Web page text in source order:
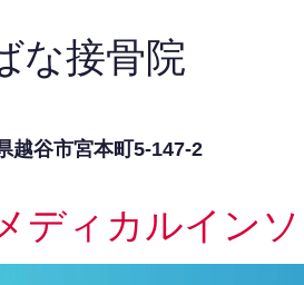
な接骨院
越谷市宮本町5-147-2
ディカルイン